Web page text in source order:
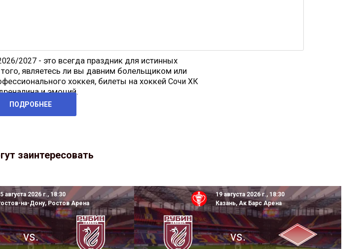
2027 - это всегда праздник для истинных
являетесь ли вы давним болельщиком или
хоккея, билеты на хоккей Сочи ХК
и эмоций.
Сочи
ПОДРОБНЕЕ
заинтересовать
августа 2026 г., 18:30
на-Дону, Ростов Арена
vs.
19 августа 2026 г., 18:30
Казань, Ак Барс Арена
vs.